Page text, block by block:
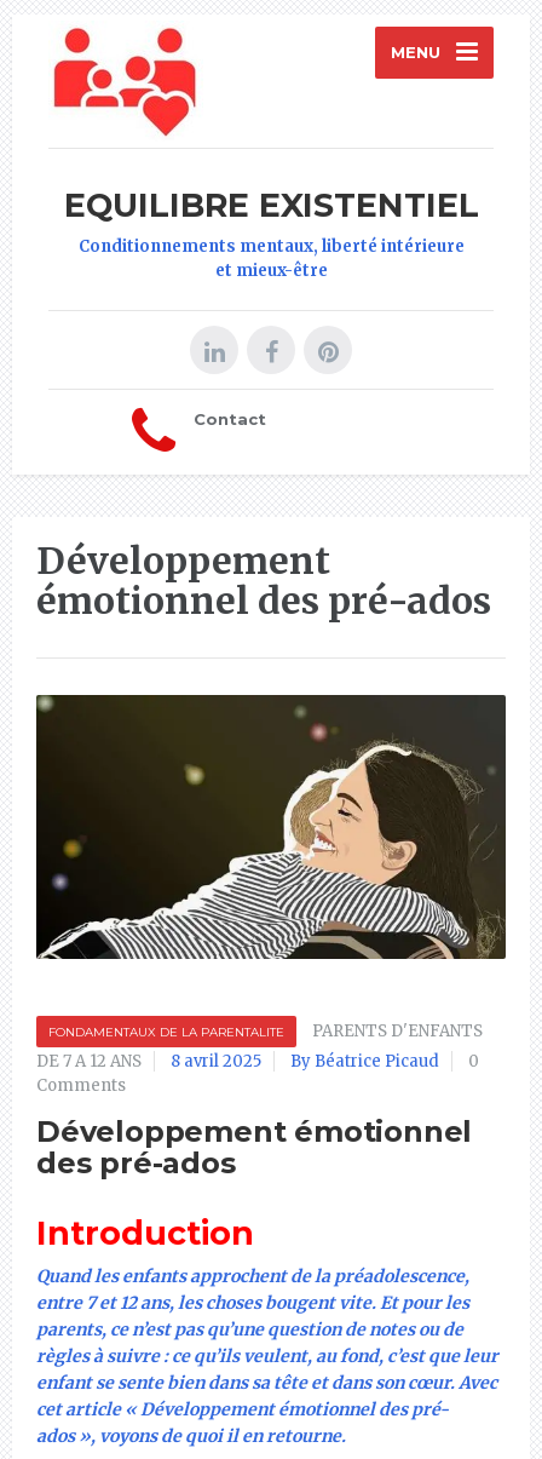
MENU
EQUILIBRE EXISTENTIEL
Conditionnements mentaux, liberté intérieure
et mieux-être
Contact
Développement
émotionnel des pré-ados
FONDAMENTAUX DE LA PARENTALITE
PARENTS D'ENFANTS
DE 7 A 12 ANS
8 avril 2025 By Béatrice Picaud
0
Comments
Développement émotionnel
des pré-ados
Introduction
Quand les enfants approchent de la préadolescence,
entre 7 et 12 ans, les choses bougent vite. Et pour les
parents, ce n’est pas qu’une question de notes ou de
règles à suivre : ce qu’ils veulent, au fond, c’est que leur
enfant se sente bien dans sa tête et dans son cœur. Avec
cet article « Développement émotionnel des pré-
ados », voyons de quoi il en retourne.